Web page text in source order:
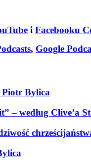
i Facebooku
, Google
Bylica
– według Clive’a